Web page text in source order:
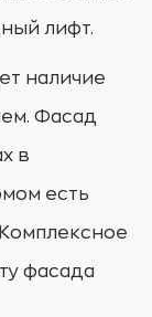
лифт.
наличие
Фасад
в
есть
фасада